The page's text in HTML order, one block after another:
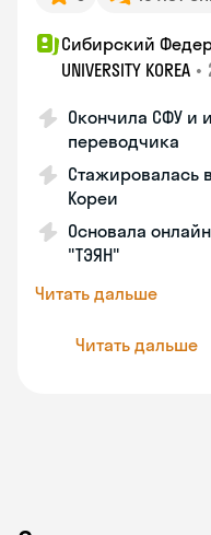
Сибирский
UNIVERSITY KOREA •
Окончила СФУ и
переводчика
Стажировалась
Кореи
Основала
"ТЭЯН"
Читать дальше
Читать дальше